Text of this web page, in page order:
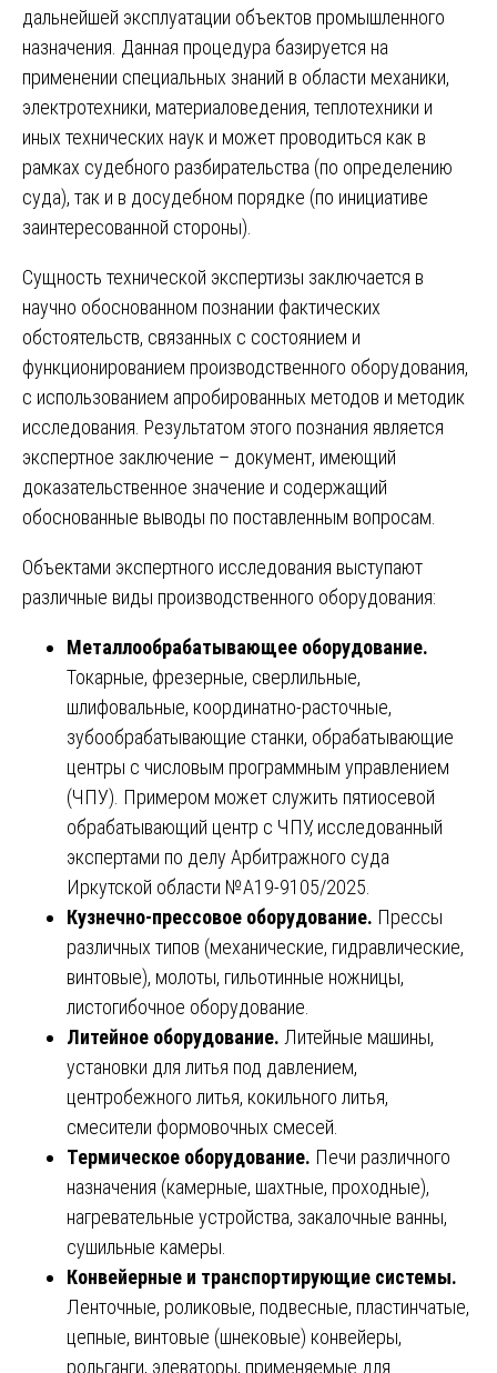
дальнейшей эксплуатации объектов промышленного
назначения. Данная процедура базируется на
применении специальных знаний в области механики,
электротехники, материаловедения, теплотехники и
иных технических наук и может проводиться как в
рамках судебного разбирательства (по определению
суда), так и в досудебном порядке (по инициативе
заинтересованной стороны).
Сущность технической экспертизы заключается в
научно обоснованном познании фактических
обстоятельств, связанных с состоянием и
функционированием производственного оборудования,
с использованием апробированных методов и методик
исследования. Результатом этого познания является
экспертное заключение – документ, имеющий
доказательственное значение и содержащий
обоснованные выводы по поставленным вопросам.
Объектами экспертного исследования выступают
различные виды производственного оборудования:
Металлообрабатывающее оборудование.
Токарные, фрезерные, сверлильные,
шлифовальные, координатно-расточные,
зубообрабатывающие станки, обрабатывающие
центры с числовым программным управлением
(ЧПУ). Примером может служить пятиосевой
обрабатывающий центр с ЧПУ, исследованный
экспертами по делу Арбитражного суда
Иркутской области №А19-9105/2025.
Кузнечно-прессовое оборудование. Прессы
различных типов (механические, гидравлические,
винтовые), молоты, гильотинные ножницы,
листогибочное оборудование.
Литейное оборудование. Литейные машины,
установки для литья под давлением,
центробежного литья, кокильного литья,
смесители формовочных смесей.
Термическое оборудование. Печи различного
назначения (камерные, шахтные, проходные),
нагревательные устройства, закалочные ванны,
сушильные камеры.
Конвейерные и транспортирующие системы.
Ленточные, роликовые, подвесные, пластинчатые,
цепные, винтовые (шнековые) конвейеры,
рольганги, элеваторы, применяемые для